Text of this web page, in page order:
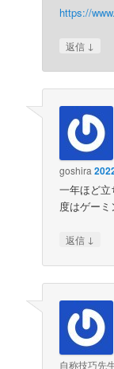
https://
返信 ↓
goshira
一年ほど
度はゲーミ
返信 ↓
自称技巧先